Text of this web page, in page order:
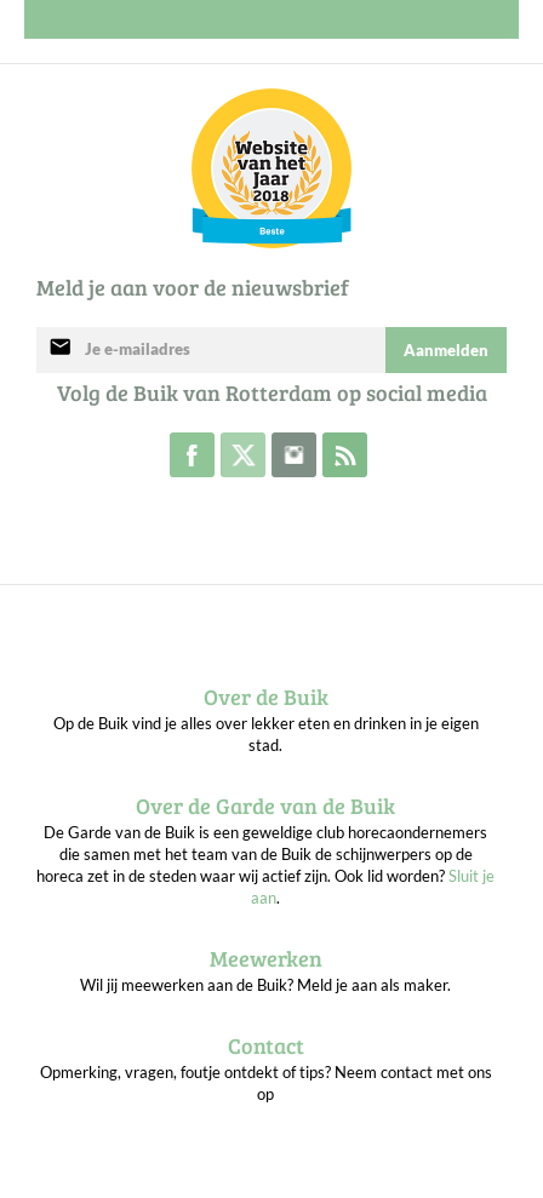
Meld je aan voor de nieuwsbrief
mail Aanmelden
Volg de Buik van Rotterdam op social media
Volg de Buik op Facebook
Volg de Buik op Twitter
Volg de Buik op Instagram
Over de Buik
Op de Buik vind je alles over lekker eten en drinken in je eigen
stad.
Over de Garde van de Buik
De Garde van de Buik is een geweldige club horecaondernemers
die samen met het team van de Buik de schijnwerpers op de
horeca zet in de steden waar wij actief zijn. Ook lid worden?Sluit je
aan.
Meewerken
Wil jij meewerken aan de Buik? Meld je aan als maker.
Contact
Opmerking, vragen, foutje ontdekt of tips? Neem contact met ons
op